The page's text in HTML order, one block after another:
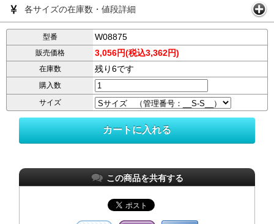
各サイズの在庫数・値段詳細
型番 W08875
販売価格 3,056円(税込3,362円)
在庫数 残り6です
購入数
サイズ
この商品を共有する